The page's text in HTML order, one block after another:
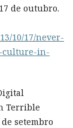
de outubro.
10/17/never-
culture-in-
Terrible
setembro